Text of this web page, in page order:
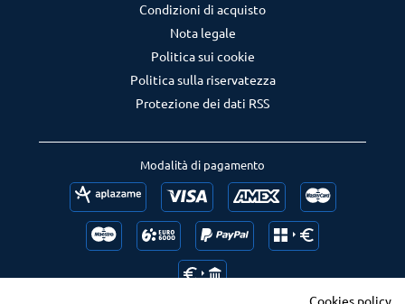
Modalità di pagamento
Condizioni di acquisto
Nota legale
Politica sui cookie
Politica sulla riservatezza
Protezione dei dati RSS
Cookies policy